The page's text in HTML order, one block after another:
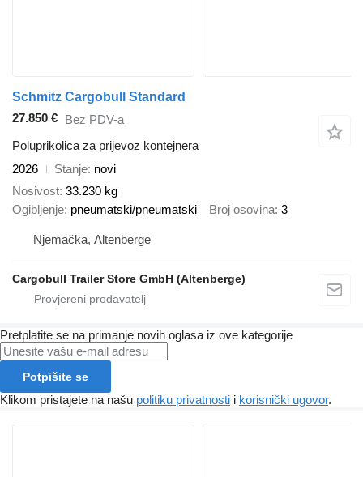
Schmitz Cargobull Standard
27.850 € Bez PDV-a
Poluprikolica za prijevoz kontejnera
2026
Stanje novi
Nosivost 33.230 kg
Ogibljenje pneumatski/pneumatski Broj osovina 3
Njemačka, Altenberge
Cargobull Trailer Store GmbH (Altenberge)
Pretplatite se na primanje novih oglasa iz ove kategorije
Potpišite se
Klikom pristajete na našu politiku privatnosti i korisnički ugovor.